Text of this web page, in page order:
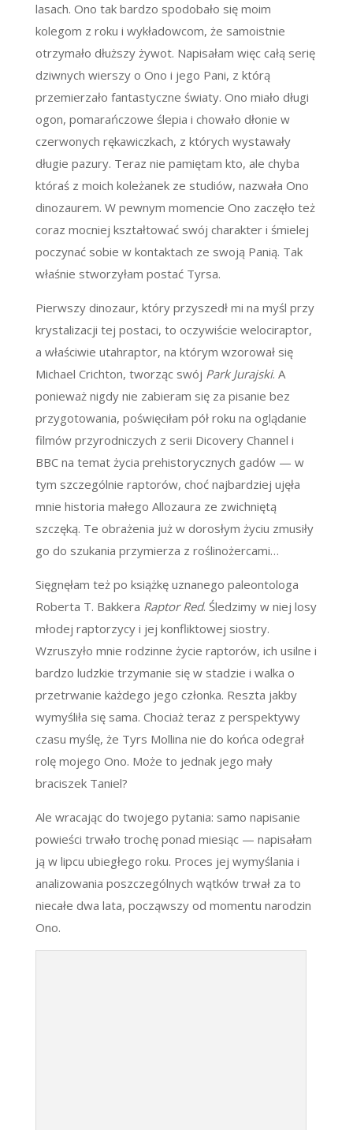
lasach. Ono tak bardzo spodobało się moim
kolegom z roku i wykładowcom, że samoistnie
otrzymało dłuższy żywot. Napisałam więc całą serię
dziwnych wierszy o Ono i jego Pani, z którą
przemierzało fantastyczne światy. Ono miało długi
ogon, pomarańczowe ślepia i chowało dłonie w
czerwonych rękawiczkach, z których wystawały
długie pazury. Teraz nie pamiętam kto, ale chyba
któraś z moich koleżanek ze studiów, nazwała Ono
dinozaurem. W pewnym momencie Ono zaczęło też
coraz mocniej kształtować swój charakter i śmielej
poczynać sobie w kontaktach ze swoją Panią. Tak
właśnie stworzyłam postać Tyrsa.
Pierwszy dinozaur, który przyszedł mi na myśl przy
krystalizacji tej postaci, to oczywiście welociraptor,
a właściwie utahraptor, na którym wzorował się
Michael Crichton, tworząc swój Park Jurajski. A
ponieważ nigdy nie zabieram się za pisanie bez
przygotowania, poświęciłam pół roku na oglądanie
filmów przyrodniczych z serii Dicovery Channel i
BBC na temat życia prehistorycznych gadów — w
tym szczególnie raptorów, choć najbardziej ujęła
mnie historia małego Allozaura ze zwichniętą
szczęką. Te obrażenia już w dorosłym życiu zmusiły
go do szukania przymierza z roślinożercami…
Sięgnęłam też po książkę uznanego paleontologa
Roberta T. Bakkera Raptor Red. Śledzimy w niej losy
młodej raptorzycy i jej konfliktowej siostry.
Wzruszyło mnie rodzinne życie raptorów, ich usilne i
bardzo ludzkie trzymanie się w stadzie i walka o
przetrwanie każdego jego członka. Reszta jakby
wymyśliła się sama. Chociaż teraz z perspektywy
czasu myślę, że Tyrs Mollina nie do końca odegrał
rolę mojego Ono. Może to jednak jego mały
braciszek Taniel?
Ale wracając do twojego pytania: samo napisanie
powieści trwało trochę ponad miesiąc — napisałam
ją w lipcu ubiegłego roku. Proces jej wymyślania i
analizowania poszczególnych wątków trwał za to
niecałe dwa lata, począwszy od momentu narodzin
Ono.